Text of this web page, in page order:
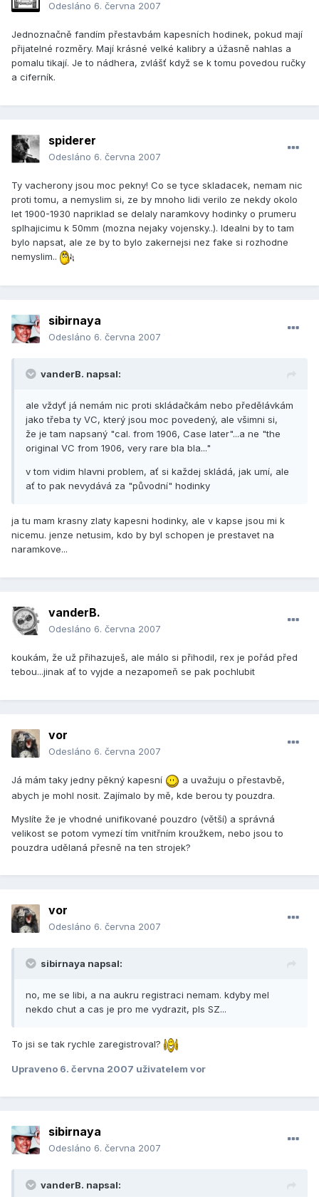
Odesláno 6. června 2007
Jednoznačně fandím přestavbám kapesních hodinek, pokud mají
přijatelné rozměry. Mají krásné velké kalibry a úžasně nahlas a
pomalu tikají. Je to nádhera, zvlášť když se k tomu povedou ručky
a ciferník.
spiderer
Odesláno 6. června 2007
Ty vacherony jsou moc pekny! Co se tyce skladacek, nemam nic
proti tomu, a nemyslim si, ze by mnoho lidi verilo ze nekdy okolo
let 1900-1930 napriklad se delaly naramkovy hodinky o prumeru
splhajicimu k 50mm (mozna nejaky vojensky..). Idealni by to tam
bylo napsat, ale ze by to bylo zakernejsi nez fake si rozhodne
nemyslim..
sibirnaya
Odesláno 6. června 2007
vanderB. napsal:
ale vždyť já nemám nic proti skládačkám nebo předělávkám
jako třeba ty VC, který jsou moc povedený, ale všimni si,
že je tam napsaný "cal. from 1906, Case later"...a ne "the
original VC from 1906, very rare bla bla..."
v tom vidim hlavni problem, ať si každej skládá, jak umí, ale
ať to pak nevydává za "původní" hodinky
ja tu mam krasny zlaty kapesni hodinky, ale v kapse jsou mi k
nicemu. jenze netusim, kdo by byl schopen je prestavet na
naramkove...
vanderB.
Odesláno 6. června 2007
koukám, že už přihazuješ, ale málo si přihodil, rex je pořád před
tebou...jinak ať to vyjde a nezapomeň se pak pochlubit
vor
Odesláno 6. června 2007
Já mám taky jedny pěkný kapesní
a uvažuju o přestavbě,
abych je mohl nosit. Zajímalo by mě, kde berou ty pouzdra.
Myslíte že je vhodné unifikované pouzdro (větší) a správná
velikost se potom vymezí tím vnitřním kroužkem, nebo jsou to
pouzdra udělaná přesně na ten strojek?
vor
Odesláno 6. června 2007
sibirnaya napsal:
no, me se libi, a na aukru registraci nemam. kdyby mel
nekdo chut a cas je pro me vydrazit, pls SZ...
To jsi se tak rychle zaregistroval?
Upraveno 6. června 2007 uživatelem vor
sibirnaya
Odesláno 6. června 2007
vanderB. napsal: